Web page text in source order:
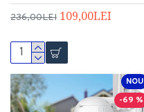
236,00LEI 109,00LEI
NOU
-69 %